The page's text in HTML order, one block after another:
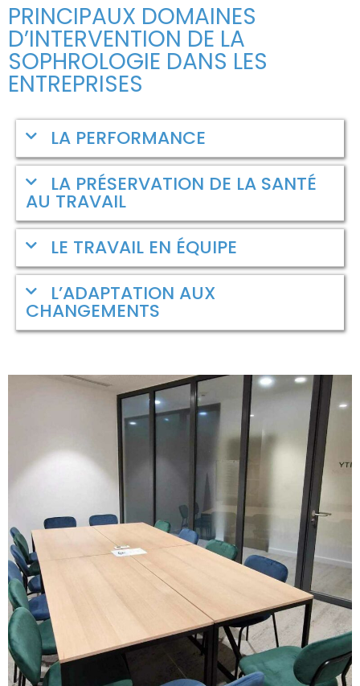
PRINCIPAUX DOMAINES
D’INTERVENTION DE LA
SOPHROLOGIE DANS LES
ENTREPRISES
LA PERFORMANCE
LA PRÉSERVATION DE LA SANTÉ
AU TRAVAIL
LE TRAVAIL EN ÉQUIPE
L’ADAPTATION AUX
CHANGEMENTS